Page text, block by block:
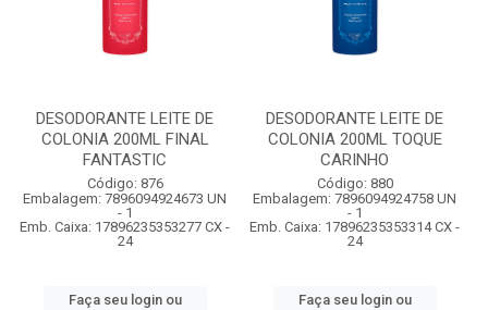
DESODORANTE LEITE DE
COLONIA 200ML FINAL
FANTASTIC
Código: 876
Embalagem: 7896094924673 UN
- 1
Emb. Caixa: 17896235353277 CX -
24
Faça seu login ou
DESODORANTE LEITE DE
COLONIA 200ML TOQUE
CARINHO
Código: 880
Embalagem: 7896094924758 UN
- 1
Emb. Caixa: 17896235353314 CX -
24
Faça seu login ou